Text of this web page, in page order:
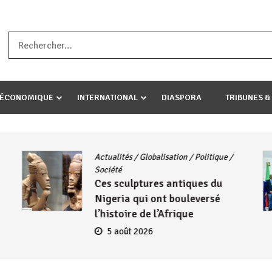
umariye umuryango wawe canke igihugu cakwibarutse
INTERNATIONAL DIASPORA TRIBUNES
CNDD-FDD/Diplomatie
Burundi – Kenya : Le CNDD-FDD
reçoit l’ambassadeur Wambuma
Henry